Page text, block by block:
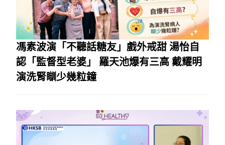
馮素波演「不聽話糖友」戲外戒甜 湯怡自
認「監督型老婆」 羅天池爆有三高 戴耀明
演洗腎瞓少幾粒鐘